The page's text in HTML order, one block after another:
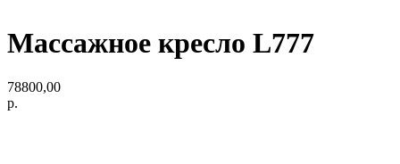
Массажное кресло L777
78800,00
р.